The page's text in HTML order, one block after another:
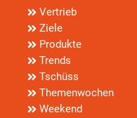
Vertrieb
Ziele
Produkte
Trends
Tschüss
Themenwochen
Weekend